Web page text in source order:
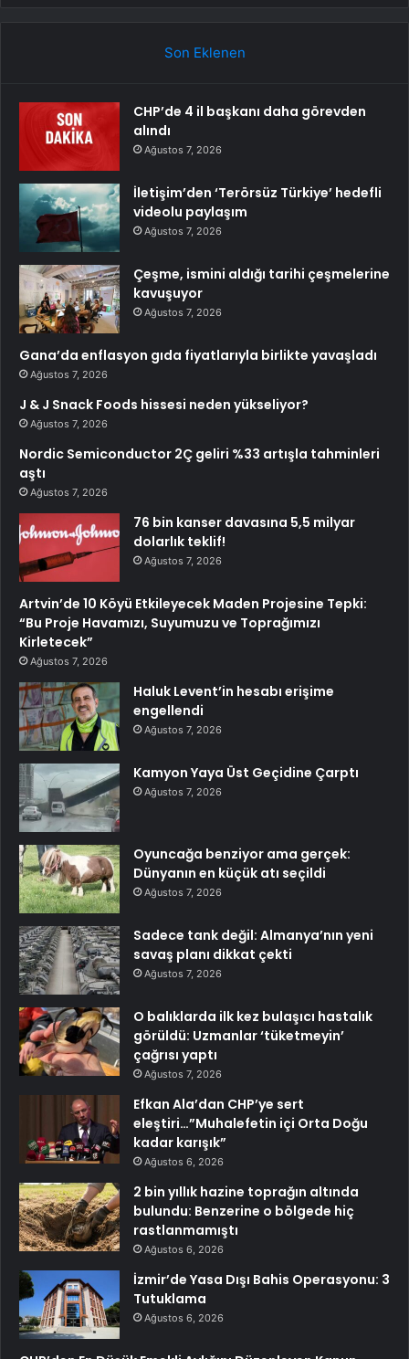
Son Eklenen
CHP’de 4 il başkanı daha görevden
alındı
Ağustos 7, 2026
İletişim’den ‘Terörsüz Türkiye’ hedefli
videolu paylaşım
Ağustos 7, 2026
Çeşme, ismini aldığı tarihi çeşmelerine
kavuşuyor
Ağustos 7, 2026
Gana’da enflasyon gıda fiyatlarıyla birlikte yavaşladı
Ağustos 7, 2026
J & J Snack Foods hissesi neden yükseliyor?
Ağustos 7, 2026
Nordic Semiconductor 2Ç geliri %33 artışla tahminleri
aştı
Ağustos 7, 2026
76 bin kanser davasına 5,5 milyar
dolarlık teklif!
Ağustos 7, 2026
Artvin’de 10 Köyü Etkileyecek Maden Projesine Tepki:
“Bu Proje Havamızı, Suyumuzu ve Toprağımızı
Kirletecek”
Ağustos 7, 2026
Haluk Levent’in hesabı erişime
engellendi
Ağustos 7, 2026
Kamyon Yaya Üst Geçidine Çarptı
Ağustos 7, 2026
Oyuncağa benziyor ama gerçek:
Dünyanın en küçük atı seçildi
Ağustos 7, 2026
Sadece tank değil: Almanya’nın yeni
savaş planı dikkat çekti
Ağustos 7, 2026
O balıklarda ilk kez bulaşıcı hastalık
görüldü: Uzmanlar ‘tüketmeyin’
çağrısı yaptı
Ağustos 7, 2026
Efkan Ala’dan CHP’ye sert
eleştiri…”Muhalefetin içi Orta Doğu
kadar karışık”
Ağustos 6, 2026
2 bin yıllık hazine toprağın altında
bulundu: Benzerine o bölgede hiç
rastlanmamıştı
Ağustos 6, 2026
İzmir’de Yasa Dışı Bahis Operasyonu: 3
Tutuklama
Ağustos 6, 2026